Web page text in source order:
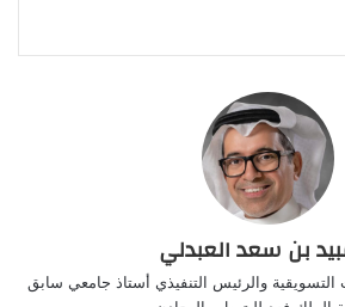
بن سعد العبدلي
والرئيس التنفيذي أستاذ جامعي سابق